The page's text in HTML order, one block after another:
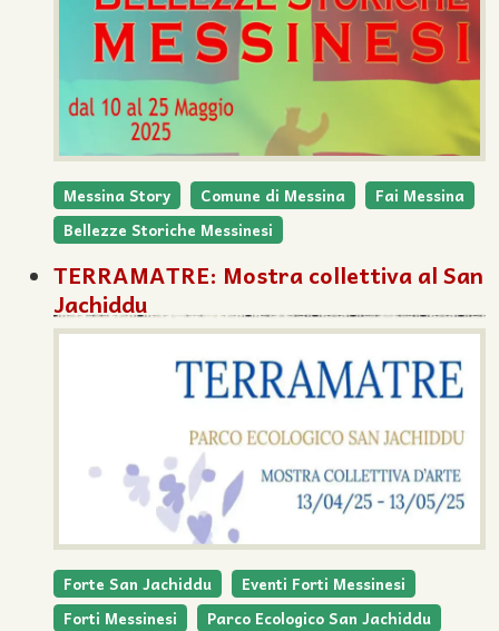
Messina Story Comune di Messina
Fai Messina
Bellezze Storiche Messinesi
TERRAMATRE: Mostra collettiva al San
Jachiddu
Forte San Jachiddu
Eventi Forti Messinesi
Forti Messinesi
Parco Ecologico San Jachiddu